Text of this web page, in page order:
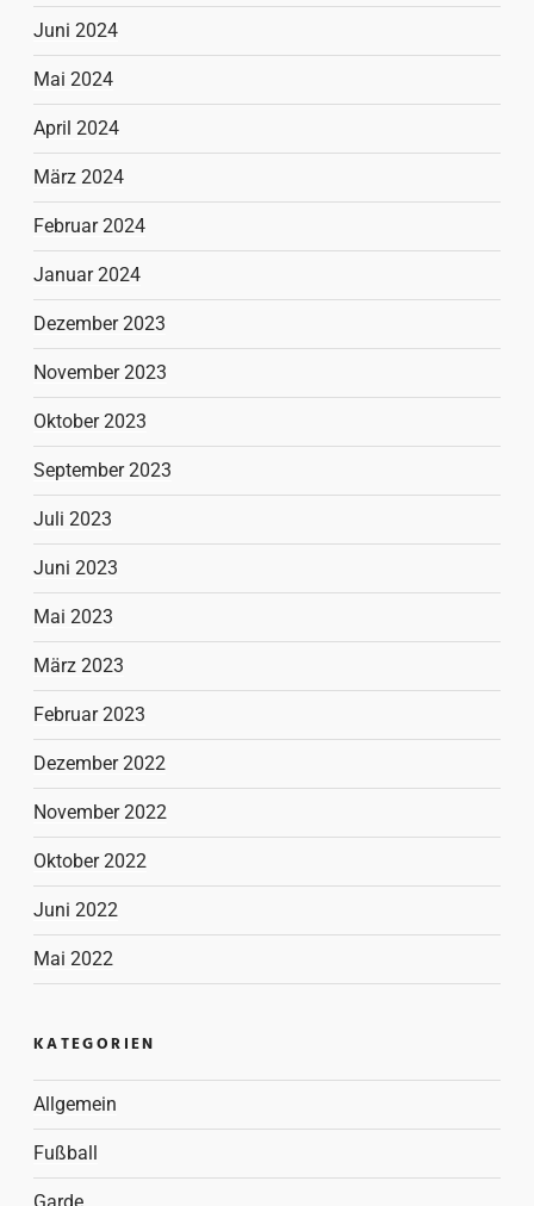
Juni 2024
Mai 2024
April 2024
März 2024
Februar 2024
Januar 2024
Dezember 2023
November 2023
Oktober 2023
September 2023
Juli 2023
Juni 2023
Mai 2023
März 2023
Februar 2023
Dezember 2022
November 2022
Oktober 2022
Juni 2022
Mai 2022
KATEGORIEN
Allgemein
Fußball